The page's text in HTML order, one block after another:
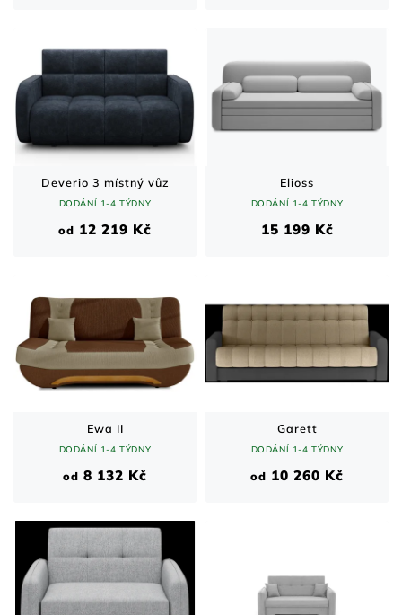
Deverio 3 místný vůz
DODÁNÍ 1-4 TÝDNY
od 12 219 Kč
Elioss
DODÁNÍ 1-4 TÝDNY
15 199 Kč
Ewa II
DODÁNÍ 1-4 TÝDNY
od 8 132 Kč
Garett
DODÁNÍ 1-4 TÝDNY
od 10 260 Kč